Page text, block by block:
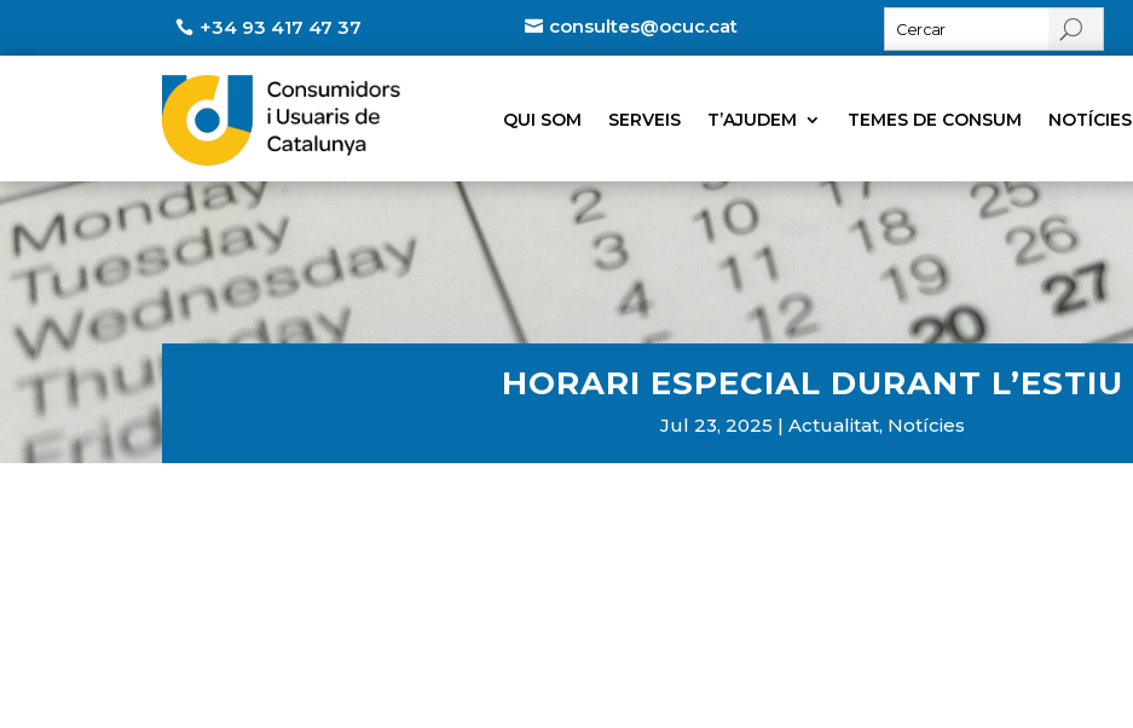
+34 93 417 47 37 consultes@ocuc.cat
QUI SOM SERVEIS T’AJUDEM TEMES DE CONSUM NOTÍCIES
HORARI ESPECIAL DURANT L’ESTIU
Jul 23, 2025 Actualitat, Notícies